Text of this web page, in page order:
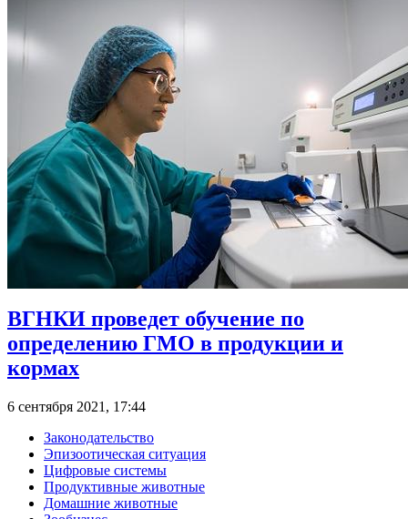
ВГНКИ проведет обучение по
определению ГМО в продукции и
кормах
6 сентября 2021, 17:44
Законодательство
Эпизоотическая ситуация
Цифровые системы
Продуктивные животные
Домашние животные